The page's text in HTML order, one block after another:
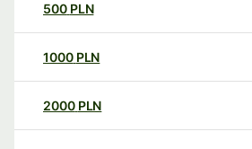
500 PLN
1000 PLN
2000 PLN